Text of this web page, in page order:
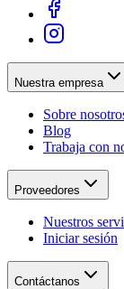
Nuestra empresa
Sobre
Blog
Trabaja con
Proveedores
Nuestros
Iniciar sesión
Contáctanos